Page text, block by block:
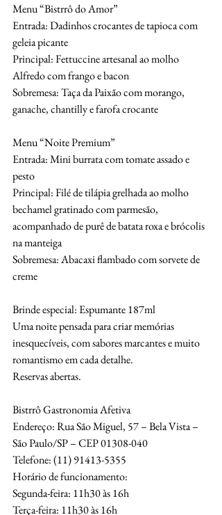
Menu “Bistrrô do Amor”
Entrada: Dadinhos crocantes de tapioca com
geleia picante
Principal: Fettuccine artesanal ao molho
Alfredo com frango e bacon
Sobremesa: Taça da Paixão com morango,
ganache, chantilly e farofa crocante
Menu “Noite Premium”
Entrada: Mini burrata com tomate assado e
pesto
Principal: Filé de tilápia grelhada ao molho
bechamel gratinado com parmesão,
acompanhado de purê de batata roxa e brócolis
na manteiga
Sobremesa: Abacaxi flambado com sorvete de
creme
Brinde especial: Espumante 187ml
Uma noite pensada para criar memórias
inesquecíveis, com sabores marcantes e muito
romantismo em cada detalhe.
Reservas abertas.
Bistrrô Gastronomia Afetiva
Endereço: Rua São Miguel, 57 – Bela Vista –
São Paulo/SP – CEP 01308-040
Telefone: (11) 91413-5355
Horário de funcionamento:
Segunda-feira: 11h30 às 16h
Terça-feira: 11h30 às 16h